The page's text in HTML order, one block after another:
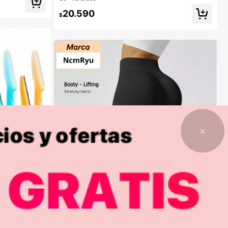
$20.590